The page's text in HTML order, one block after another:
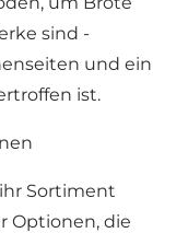
sind -
und ein
ist.
Sortiment
Optionen, die